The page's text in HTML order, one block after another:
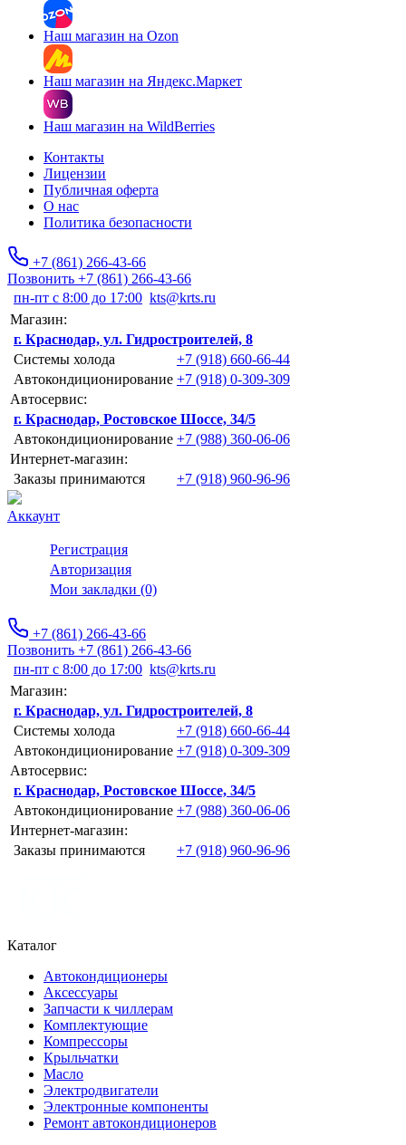
Наш магазин на Ozon
Наш магазин на Яндекс.Маркет
Наш магазин на WildBerries
Контакты
Лицензии
Публичная оферта
О нас
Политика безопасности
+7 (861) 266-43-66
Позвонить +7 (861) 266-43-66
пн-пт с 8:00 до 17:00 kts@krts.ru
Магазин:
г. Краснодар, ул. Гидростроителей, 8
Системы холода
+7 (918) 660-66-44
Автокондиционирование +7 (918) 0-309-309
Автосервис:
г. Краснодар, Ростовское Шоссе, 34/5
Автокондиционирование +7 (988) 360-06-06
Интернет-магазин:
Заказы принимаются
+7 (918) 960-96-96
Аккаунт
Регистрация
Авторизация
Мои закладки (0)
+7 (861) 266-43-66
Позвонить +7 (861) 266-43-66
пн-пт с 8:00 до 17:00 kts@krts.ru
Магазин:
г. Краснодар, ул. Гидростроителей, 8
Системы холода
+7 (918) 660-66-44
Автокондиционирование +7 (918) 0-309-309
Автосервис:
г. Краснодар, Ростовское Шоссе, 34/5
Автокондиционирование +7 (988) 360-06-06
Интернет-магазин:
Заказы принимаются
+7 (918) 960-96-96
Каталог
Автокондиционеры
Аксессуары
Запчасти к чиллерам
Комплектующие
Компрессоры
Крыльчатки
Масло
Электродвигатели
Электронные компоненты
Ремонт автокондиционеров